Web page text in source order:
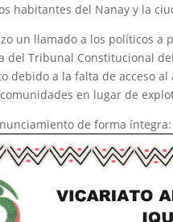
habitantes del Nanay y la
un llamado a los políticos
del Tribunal Constitucional
debido a la falta de acceso
en lugar de
de forma íntegra: